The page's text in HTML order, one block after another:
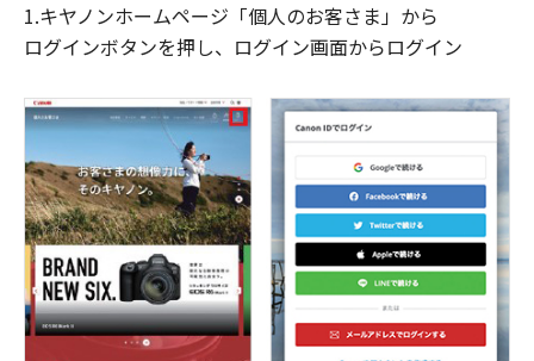
1.キヤノンホームページ「個人のお客さま」から
ログインボタンを押し、ログイン画面からログイン